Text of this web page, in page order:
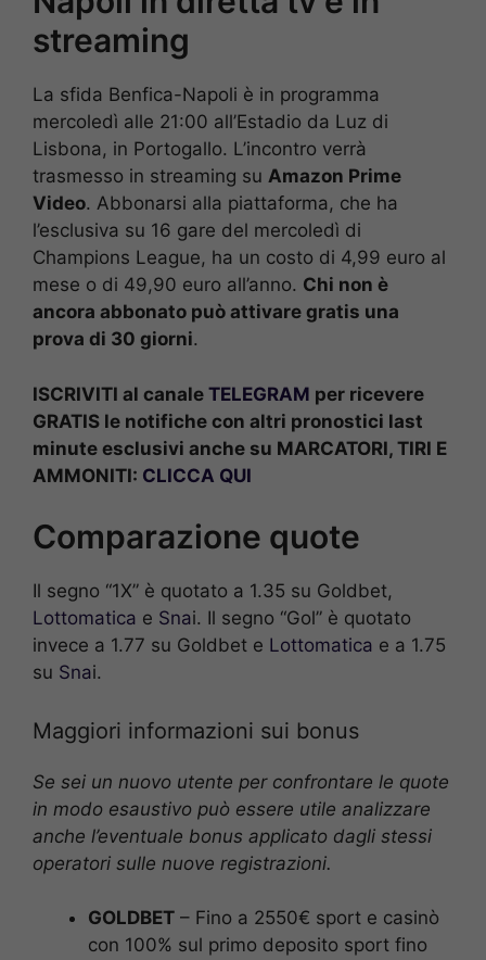
streaming
La sfida Benfica-Napoli è in programma
mercoledì alle 21:00 all’Estadio da Luz di
Lisbona, in Portogallo. L’incontro verrà
trasmesso in streaming su Amazon Prime
Video. Abbonarsi alla piattaforma, che ha
l’esclusiva su 16 gare del mercoledì di
Champions League, ha un costo di 4,99 euro al
mese o di 49,90 euro all’anno. Chi non è
ancora abbonato può attivare gratis una
prova di 30 giorni.
ISCRIVITI al canale TELEGRAM per ricevere
GRATIS le notifiche con altri pronostici last
minute esclusivi anche su MARCATORI, TIRI E
AMMONITI: CLICCA QUI
Comparazione quote
Il segno “1X” è quotato a 1.35 su Goldbet,
Lottomatica e Snai. Il segno “Gol” è quotato
invece a 1.77 su Goldbet e Lottomatica e a 1.75
su Snai.
Maggiori informazioni sui bonus
Se sei un nuovo utente per confrontare le quote
in modo esaustivo può essere utile analizzare
anche l’eventuale bonus applicato dagli stessi
operatori sulle nuove registrazioni.
GOLDBET – Fino a 2550€ sport e casinò
con 100% sul primo deposito sport fino